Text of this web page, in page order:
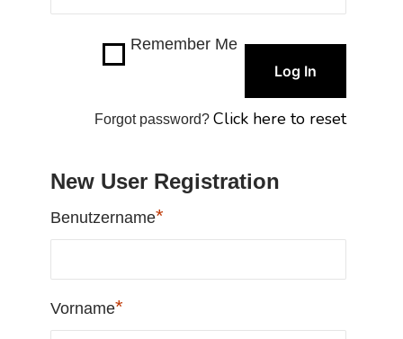
Remember Me
Forgot password?Click here to reset
New User Registration
Benutzername*
Vorname*